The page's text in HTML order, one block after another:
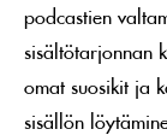
podcastien
sisältötarjonnan
omat suosikit ja
sisällön